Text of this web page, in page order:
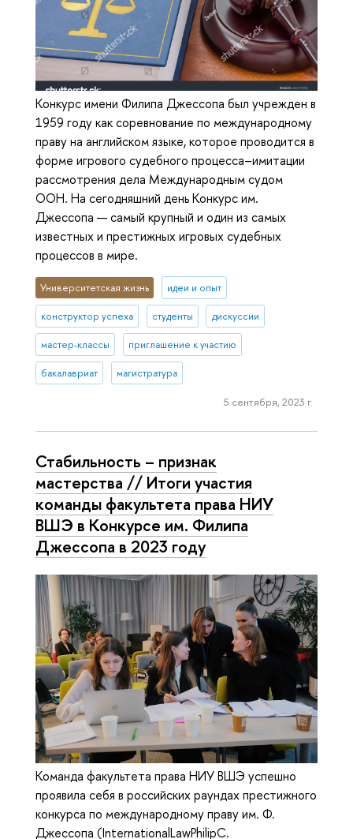
Конкурс имени Филипа Джессопа был учрежден в
1959 году как соревнование по международному
праву на английском языке, которое проводится в
форме игрового судебного процесса–имитации
рассмотрения дела Международным судом
ООН. На сегодняшний день Конкурс им.
Джессопа — самый крупный и один из самых
известных и престижных игровых судебных
процессов в мире.
Университетская жизнь идеи и опыт
конструктор успеха студенты дискуссии
мастер-классы приглашение к участию
бакалавриат магистратура
5 сентября, 2023 г.
Стабильность – признак
мастерства // Итоги участия
команды факультета права НИУ
ВШЭ в Конкурсе им. Филипа
Джессопа в 2023 году
Команда факультета права НИУ ВШЭ успешно
проявила себя в российских раундах престижного
конкурса по международному праву им. Ф.
Джессопа (InternationalLawPhilipC.